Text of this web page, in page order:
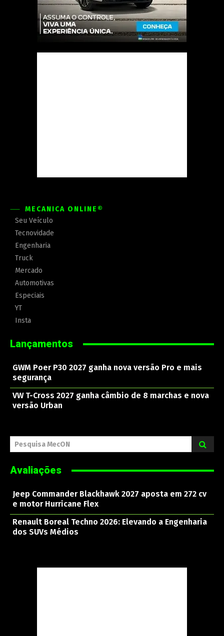
MECÂNICA ONLINE®
Seu Veículo
Tecnovidade
Engenharia
Truck
Mercado
Automotivas
Especiais
YT
Insta
Lançamentos
GWM Poer P30 2027 ganha nova versão Pro e mais
segurança
VW T-Cross 2027 ganha câmbio de 8 marchas e nova
versão Urban
Pesquisa MecON
Avaliações
Jeep Commander Blackhawk 2027 aposta em 272 cv
e motor Hurricane Flex
Renault Boreal Techno 2026: Elevando a Engenharia
dos SUVs Médios